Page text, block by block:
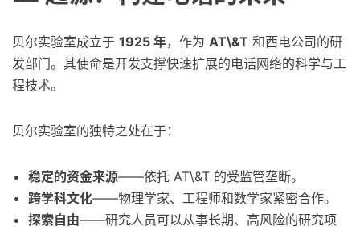
贝尔实验室成立于 1925 年，作为 AT\&T 和西电公司的研
发部门。其使命是开发支撑快速扩展的电话网络的科学与工
程技术。
贝尔实验室的独特之处在于：
稳定的资金来源——依托 AT\&T 的受监管垄断。
跨学科文化——物理学家、工程师和数学家紧密合作。
探索自由——研究人员可以从事长期、高风险的研究项